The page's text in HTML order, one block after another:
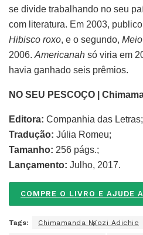
se divide trabalhando no seu
com literatura. Em 2003,
Hibisco roxo, e o segundo,
2006. Americanah só viria em
havia ganhado seis prêmios.
NO SEU PESCOÇO |
Editora: Companhia das Letras;
Tradução: Júlia Romeu;
Tamanho: 256 págs.;
Lançamento: Julho, 2017.
COMPRE O LIVRO E AJUDE
Tags: Chimamanda Ngozi Adichie